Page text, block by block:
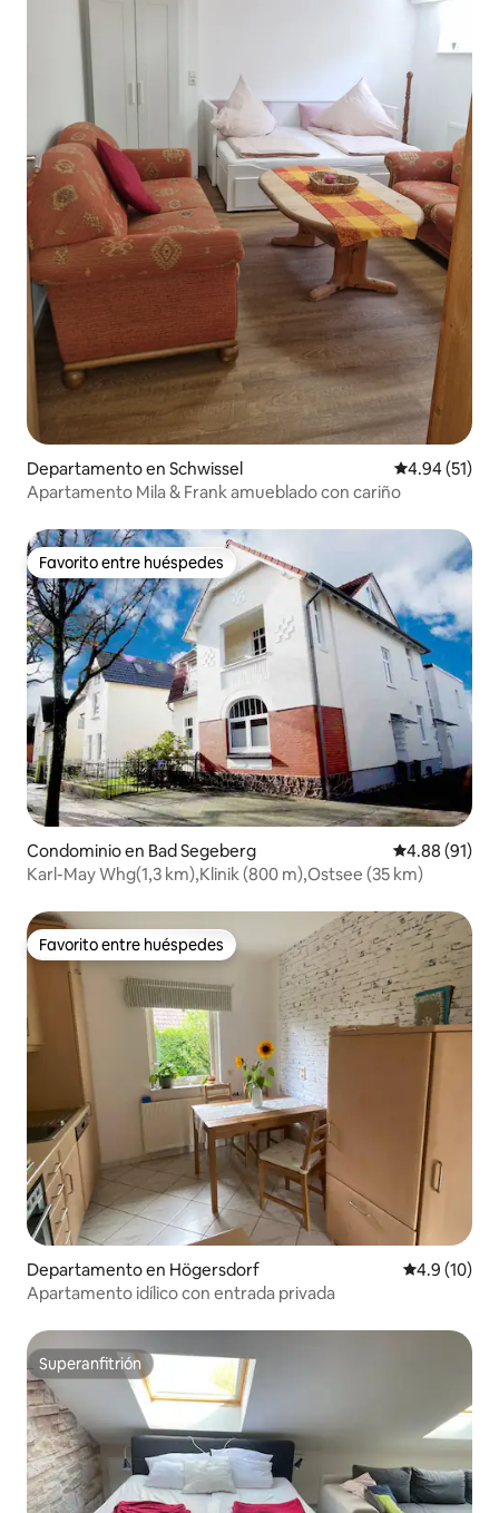
Departamento en Schwissel Calificación
4.94 (51)
Apartamento Mila & Frank amueblado con cariño
Favorito entre huéspedes
Favorito entre huéspedes
Condominio en Bad Segeberg Calificación
4.88 (91)
Karl-May Whg(1,3 km),Klinik (800 m),Ostsee (35 km)
Favorito entre huéspedes
Favorito entre huéspedes
Departamento en Högersdorf Calificación
4.9 (10)
Apartamento idílico con entrada privada
Superanfitrión
Superanfitrión